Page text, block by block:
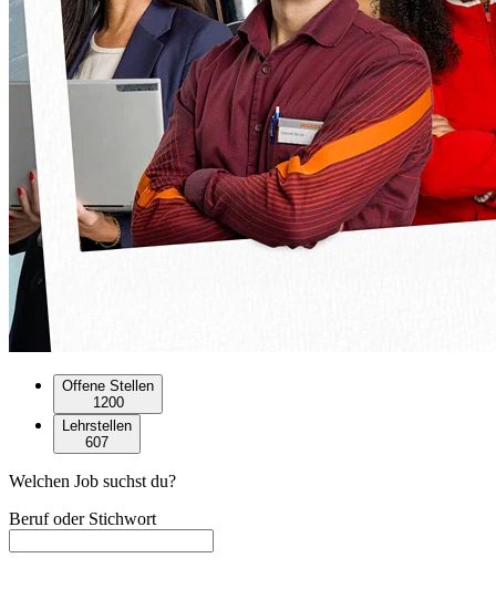
Offene Stellen
1200
Lehrstellen
607
Welchen Job suchst du?
Beruf oder Stichwort